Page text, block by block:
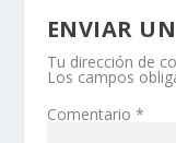
ENVIAR
Tu dirección de
Los campos
Comentario *